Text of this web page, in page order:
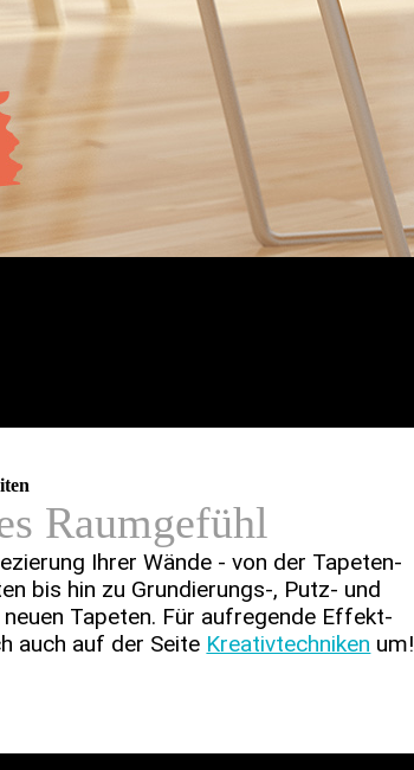
Raumgefühl
Ihrer Wände - von der Tapeten­­
bis hin zu Grundie­­rungs-, Putz- und
Tapeten. Für aufregende Effekt­­
auch auf der Seite Kreativtechniken um!